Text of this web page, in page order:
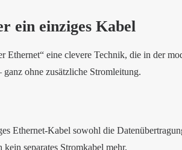
ein einziges Kabel
Ethernet“ eine clevere Technik, die in der
ohne zusätzliche Stromleitung.
Ethernet-Kabel sowohl die
separates Stromkabel mehr.